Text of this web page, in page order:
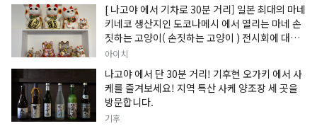
[ 나고야 에서 기차로 30분 거리] 일본 최대의 마네
키네코 생산지인 도코나메시 에서 열리는 마네 손
짓하는 고양이( 손짓하는 고양이 ) 전시회에 대한
정보입니다.
아이치
나고야 에서 단 30분 거리! 기후현 오가키 에서 사
케를 즐겨보세요! 지역 특산 사케 양조장 세 곳을
방문합니다.
기후